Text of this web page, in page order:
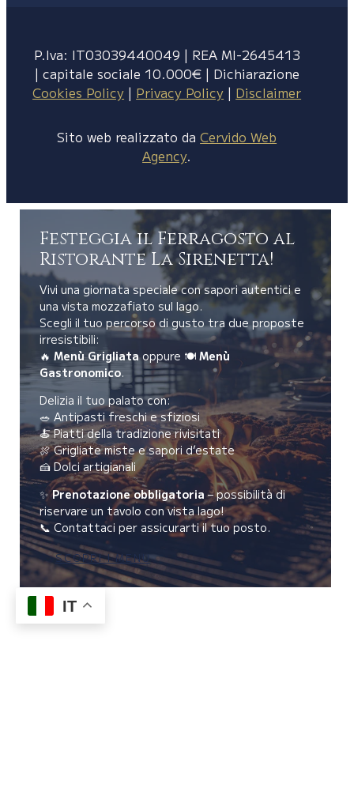
P.Iva: IT03039440049 | REA MI-2645413
| capitale sociale 10.000€ | Dichiarazione
Cookies Policy | Privacy Policy | Disclaimer
Sito web realizzato daCervido Web
Agency.
IT
Festeggia il Ferragosto al
Ristorante La Sirenetta!
Vivi una giornata speciale con sapori autentici e
una vista mozzafiato sul lago.
Scegli il tuo percorso di gusto tra due proposte
irresistibili:
🔥 Menù Grigliataoppure 🍽️ Menù
Gastronomico.
Delizia il tuo palato con:
🥗 Antipasti freschi e sfiziosi
🍝 Piatti della tradizione rivisitati
🍖 Grigliate miste e sapori d’estate
🍰 Dolci artigianali
✨Prenotazione obbligatoria – possibilità di
riservare un tavolo con vista lago!
📞 Contattaci per assicurarti il tuo posto.
SCOPRI I MENU